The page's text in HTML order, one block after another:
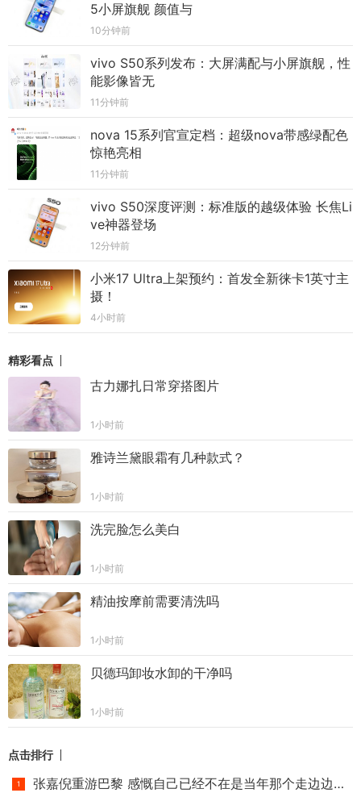
5小屏旗舰 颜值与
10分钟前
vivo S50系列发布：大屏满配与小屏旗舰，性
能影像皆无
11分钟前
nova 15系列官宣定档：超级nova带感绿配色
惊艳亮相
11分钟前
vivo S50深度评测：标准版的越级体验 长焦Li
ve神器登场
12分钟前
小米17 Ultra上架预约：首发全新徕卡1英寸主
摄！
4小时前
精彩看点
古力娜扎日常穿搭图片
1小时前
雅诗兰黛眼霜有几种款式？
1小时前
洗完脸怎么美白
1小时前
精油按摩前需要清洗吗
1小时前
贝德玛卸妆水卸的干净吗
1小时前
点击排行
张嘉倪重游巴黎 感慨自己已经不在是当年那个走边边的小小姑娘